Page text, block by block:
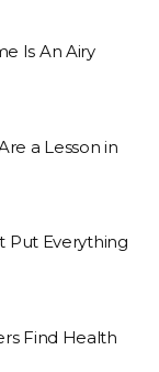
Is An Airy
a Lesson in
Put Everything
Find Health